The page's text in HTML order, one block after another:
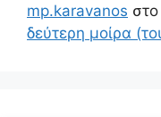
mp.karavanos στο
δεύτερη μοίρα